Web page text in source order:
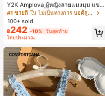
Y2K Amplova ผู้หญิงลายแมงมุม แขน
ยาว คอตั้ง บอดี้สูท, สไตล์แฟชั่นดาร์ก
บอดี้สูทผู้หญิง บอดี้สูทฮาโลวีน บอดี้สูท
ลายใยแมงมุม
#1 ขายดี
ใน ไม่เป็นทางการ บอดี้สูทผู้หญิง
100+ sold
฿242 -10% วันสุดท้าย
โดยประมาณ